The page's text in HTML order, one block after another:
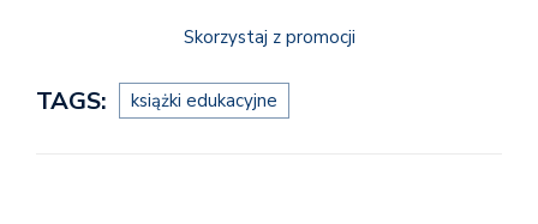
Skorzystaj z promocji
TAGS: książki edukacyjne